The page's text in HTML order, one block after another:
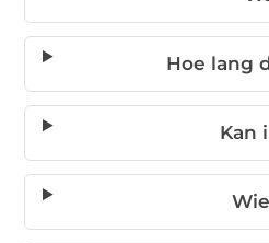
Hoe lang
Kan